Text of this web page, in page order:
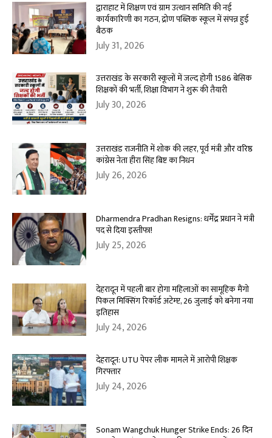
द्वाराहाट में शिक्षण एवं ग्राम उत्थान समिति की नई
कार्यकारिणी का गठन, द्रोण पब्लिक स्कूल में संपन्न हुई
बैठक
July 31, 2026
उत्तराखंड के सरकारी स्कूलों में जल्द होगी 1586 बेसिक
शिक्षकों की भर्ती, शिक्षा विभाग ने शुरू की तैयारी
July 30, 2026
उत्तराखंड राजनीति में शोक की लहर, पूर्व मंत्री और वरिष्ठ
कांग्रेस नेता हीरा सिंह बिष्ट का निधन
July 26, 2026
Dharmendra Pradhan Resigns: धर्मेंद्र प्रधान ने मंत्री
पद से दिया इस्तीफा!
July 25, 2026
देहरादून में पहली बार होगा महिलाओं का सामूहिक मैंगो
पिकल मिक्सिंग रिकॉर्ड अटेम्प्ट, 26 जुलाई को बनेगा नया
इतिहास
July 24, 2026
देहरादून: UTU पेपर लीक मामले में आरोपी शिक्षक
गिरफ्तार
July 24, 2026
Sonam Wangchuk Hunger Strike Ends: 26 दिन